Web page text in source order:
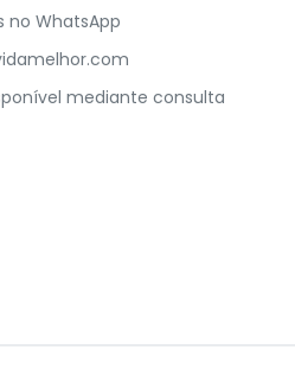
WhatsApp
mediante consulta